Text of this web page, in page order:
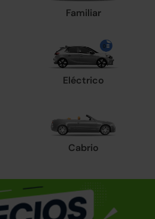
Familiar
Eléctrico
Cabrio